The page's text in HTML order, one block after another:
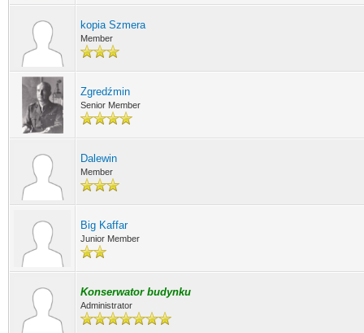
kopia Szmera
Member
Zgredźmin
Senior Member
Dalewin
Member
Big Kaffar
Junior Member
Konserwator budynku
Administrator